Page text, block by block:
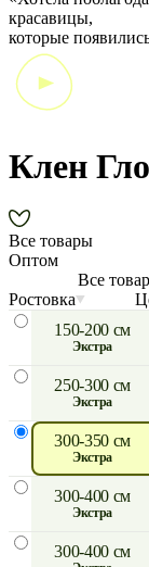
красавицы,
которые
Клен
Все товары
Оптом
Все
Ростовка
150-200 см
экстра
250-300 см
экстра
300-350 см
экстра
300-400 см
экстра
300-400 см